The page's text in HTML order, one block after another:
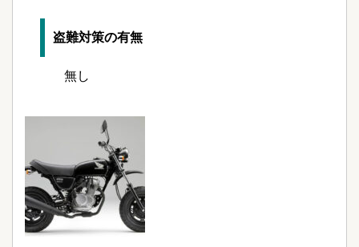
盗難対策の有無
無し